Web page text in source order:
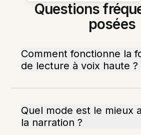
Questions
posées
Comment fonctionne la
de lecture à voix haute ?
Quel mode est le mieux
la narration ?